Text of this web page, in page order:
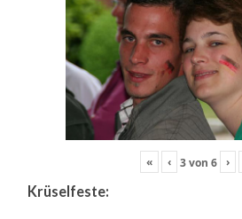
« ‹ 3von 6 ›
Krüselfeste: